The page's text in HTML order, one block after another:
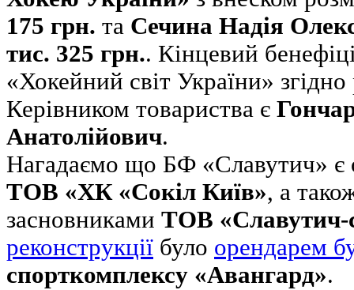
175 грн. та Сечина Надія
тис. 325 грн.. Кінцевий
«Хокейний світ України» згідно
Керівником товариства є
Анатолійович.
Нагадаємо що БФ «Славутич» є
ТОВ «ХК «Сокіл Київ», а
засновниками ТОВ «Славутич-
реконструкції було орендарем
спорткомплексу «Авангард».